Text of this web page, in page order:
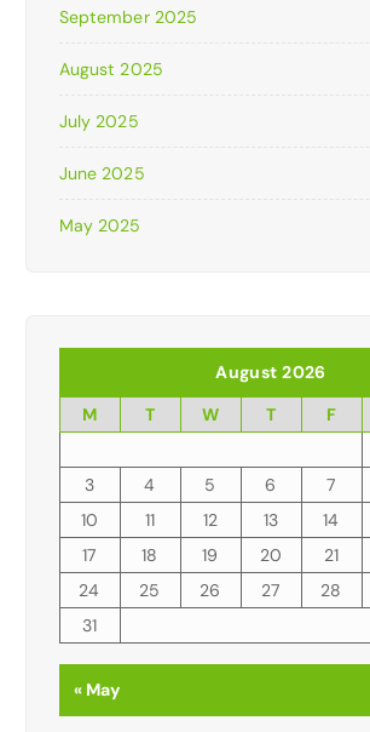
September 2025
August 2025
July 2025
June 2025
May 2025
August 2026
M
T W T F
3
4 5 6 7
10
11 12 13 14
17
18 19 20 21
24
25 26 27 28
31
« May